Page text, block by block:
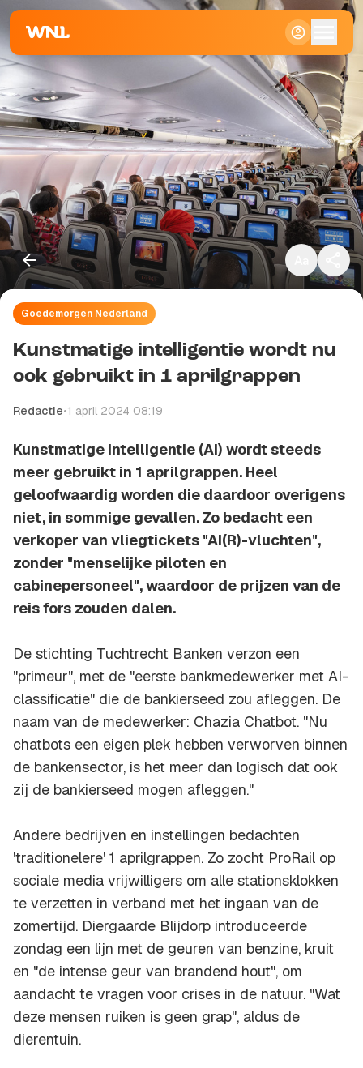
Klein
Standaard
Groot
Goedemorgen Nederland
Kunstmatige intelligentie wordt nu
ook gebruikt in 1 aprilgrappen
Redactie•1 april 2024 08:19
Kunstmatige intelligentie (AI) wordt steeds
meer gebruikt in 1 aprilgrappen. Heel
geloofwaardig worden die daardoor overigens
niet, in sommige gevallen. Zo bedacht een
verkoper van vliegtickets "AI(R)-vluchten",
zonder "menselijke piloten en
cabinepersoneel", waardoor de prijzen van de
reis fors zouden dalen.
De stichting Tuchtrecht Banken verzon een
"primeur", met de "eerste bankmedewerker met AI-
classificatie" die de bankierseed zou afleggen. De
naam van de medewerker: Chazia Chatbot. "Nu
chatbots een eigen plek hebben verworven binnen
de bankensector, is het meer dan logisch dat ook
zij de bankierseed mogen afleggen."
Andere bedrijven en instellingen bedachten
'traditionelere' 1 aprilgrappen. Zo zocht ProRail op
sociale media vrijwilligers om alle stationsklokken
te verzetten in verband met het ingaan van de
zomertijd. Diergaarde Blijdorp introduceerde
zondag een lijn met de geuren van benzine, kruit
en "de intense geur van brandend hout", om
aandacht te vragen voor crises in de natuur. "Wat
deze mensen ruiken is geen grap", aldus de
dierentuin.